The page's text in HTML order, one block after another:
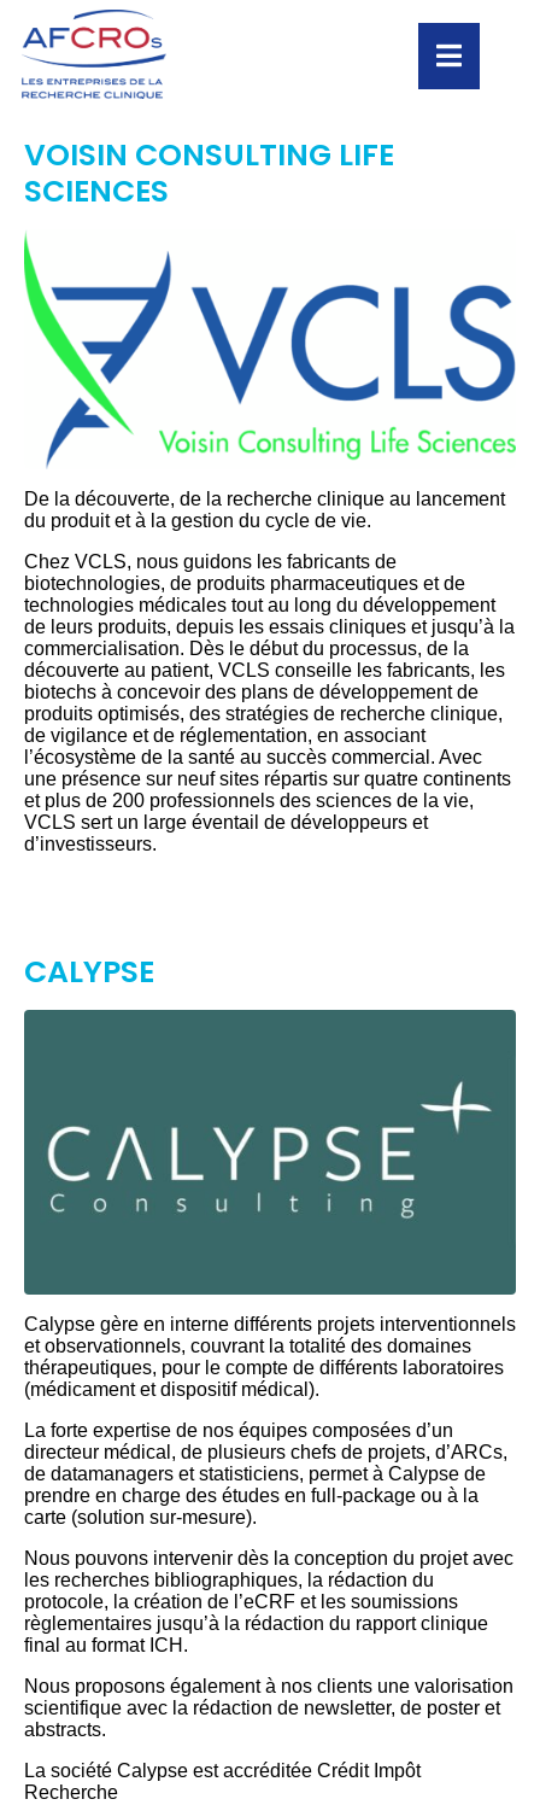
VOISIN CONSULTING LIFE
SCIENCES
De la découverte, de la recherche clinique au lancement
du produit et à la gestion du cycle de vie.
Chez VCLS, nous guidons les fabricants de
biotechnologies, de produits pharmaceutiques et de
technologies médicales tout au long du développement
de leurs produits, depuis les essais cliniques et jusqu’à la
commercialisation. Dès le début du processus, de la
découverte au patient, VCLS conseille les fabricants, les
biotechs à concevoir des plans de développement de
produits optimisés, des stratégies de recherche clinique,
de vigilance et de réglementation, en associant
l’écosystème de la santé au succès commercial. Avec
une présence sur neuf sites répartis sur quatre continents
et plus de 200 professionnels des sciences de la vie,
VCLS sert un large éventail de développeurs et
d’investisseurs.
CALYPSE
Calypse gère en interne différents projets interventionnels
et observationnels, couvrant la totalité des domaines
thérapeutiques, pour le compte de différents laboratoires
(médicament et dispositif médical).
La forte expertise de nos équipes composées d’un
directeur médical, de plusieurs chefs de projets, d’ARCs,
de datamanagers et statisticiens, permet à Calypse de
prendre en charge des études en full-package ou à la
carte (solution sur-mesure).
Nous pouvons intervenir dès la conception du projet avec
les recherches bibliographiques, la rédaction du
protocole, la création de l’eCRF et les soumissions
règlementaires jusqu’à la rédaction du rapport clinique
final au format ICH.
Nous proposons également à nos clients une valorisation
scientifique avec la rédaction de newsletter, de poster et
abstracts.
La société Calypse est accréditée Crédit Impôt
Recherche